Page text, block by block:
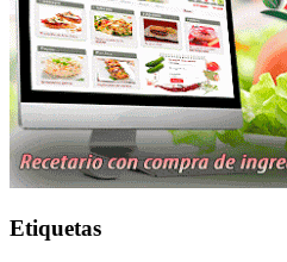
Etiquetas